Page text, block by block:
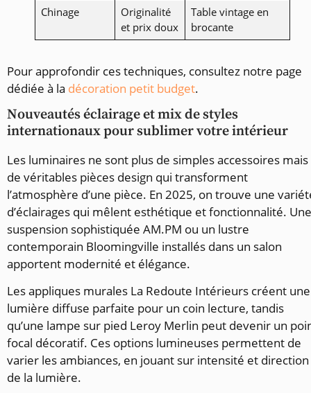
Chinage
Originalité
et prix doux
Table vintage en
brocante
Pour approfondir ces techniques, consultez notre page
dédiée à la décoration petit budget.
Nouveautés éclairage et mix de styles
internationaux pour sublimer votre intérieur
Les luminaires ne sont plus de simples accessoires mais
de véritables pièces design qui transforment
l’atmosphère d’une pièce. En 2025, on trouve une
d’éclairages qui mêlent esthétique et fonctionnalité. Une
suspension sophistiquée AM.PM ou un lustre
contemporain Bloomingville installés dans un salon
apportent modernité et élégance.
Les appliques murales La Redoute Intérieurs créent une
lumière diffuse parfaite pour un coin lecture, tandis
qu’une lampe sur pied Leroy Merlin peut devenir un
focal décoratif. Ces options lumineuses permettent de
varier les ambiances, en jouant sur intensité et direction
de la lumière.